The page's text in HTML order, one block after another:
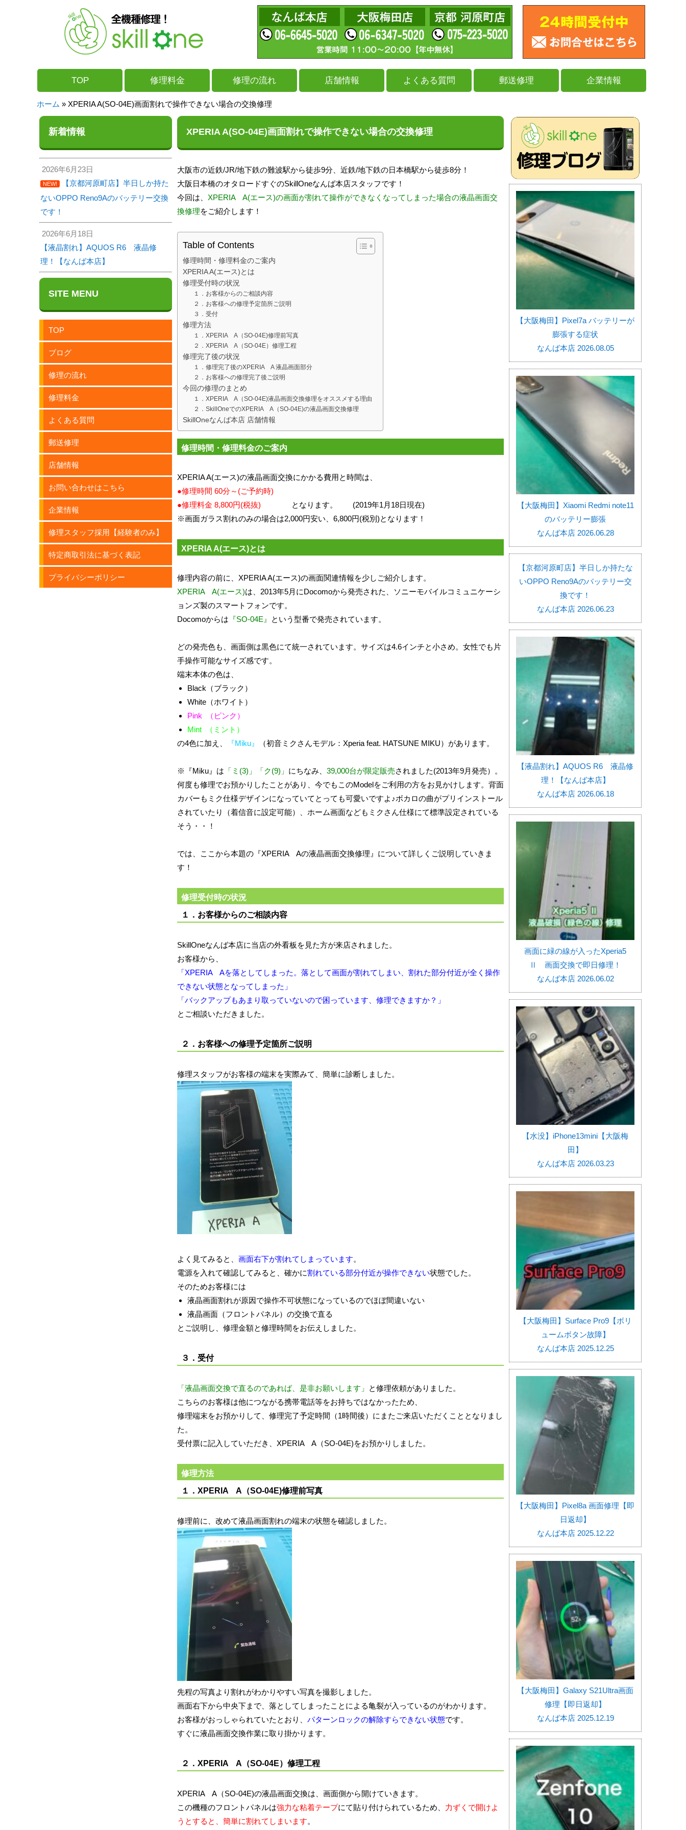
TOP 修理料金 修理の流れ 店舗情報 よくある質問 郵送修理 企業情報
ホーム » XPERIA A(SO-04E)画面割れで操作できない場合の交換修理
新着情報
2026年6月23日
NEW!
【京都河原町店】半日しか持た
ないOPPO Reno9Aのバッテリー交換
です！
2026年6月18日
【液晶割れ】AQUOS R6 液晶修
理！【なんば本店】
SITE MENU
TOP
ブログ
修理の流れ
修理料金
よくある質問
郵送修理
店舗情報
お問い合わせはこちら
企業情報
修理スタッフ採用【経験者のみ】
特定商取引法に基づく表記
プライバシーポリシー
XPERIA A(SO-04E)画面割れで操作できない場合の交換修理
大阪市の近鉄/JR/地下鉄の難波駅から徒歩9分、近鉄/地下鉄の日本橋駅から徒歩8分！
大阪日本橋のオタロードすぐのSkillOneなんば本店スタッフです！
今回は、 XPERIA A(エース)の画面が割れて操作ができなくなってしまった場合の液晶画面交
換修理をご紹介します！
Table of Contents
修理時間・修理料金のご案内
XPERIA A(エース)とは
修理受付時の状況
１．お客様からのご相談内容
２．お客様への修理予定箇所ご説明
３．受付
修理方法
１．XPERIA A（SO-04E)修理前写真
２．XPERIA A（SO-04E）修理工程
修理完了後の状況
１．修理完了後のXPERIA A 液晶画面部分
２．お客様への修理完了後ご説明
今回の修理のまとめ
１．XPERIA A（SO-04E)液晶画面交換修理をオススメする理由
２．SkillOneでのXPERIA A（SO-04E)の液晶画面交換修理
SkillOneなんば本店 店舗情報
修理時間・修理料金のご案内
XPERIA A(エース)の液晶画面交換にかかる費用と時間は、
●修理時間 60分～(ご予約時)
●修理料金 8,800円(税抜)
となります。 (2019年1月18日現在)
※画面ガラス割れのみの場合は2,000円安い、6,800円(税別)となります！
XPERIA A(エース)とは
修理内容の前に、XPERIA A(エース)の画面関連情報を少しご紹介します。
XPERIA A(エース)は、2013年5月にDocomoから発売された、ソニーモバイルコミュニケーシ
ョンズ製のスマートフォンです。
Docomoからは 『SO-04E』 という型番で発売されています。
どの発売色も、画面側は黒色にて統一されています。サイズは4.6インチと小さめ。女性でも片
手操作可能なサイズ感です。
端末本体の色は、
Black（ブラック）
White（ホワイト）
Pink （ピンク）
Mint （ミント）
の4色に加え、
『Miku』 （初音ミクさんモデル： Xperia feat. HATSUNE MIKU）があります。
※『Miku』は 「ミ(3)」「ク(9)」 にちなみ、 39,000台が限定販売されました(2013年9月発売）。
何度も修理でお預かりしたことがあり、今でもこのModelをご利用の方をお見かけします。背面
カバーもミク仕様デザインになっていてとっても可愛いですよ♪ボカロの曲がプリインストール
されていたり（着信音に設定可能）、ホーム画面などもミクさん仕様にて標準設定されている
そう・・！
では、ここから本題の『XPERIA Aの液晶画面交換修理』について詳しくご説明していきま
す！
修理受付時の状況
１．お客様からのご相談内容
SkillOneなんば本店に当店の外看板を見た方が来店されました。
お客様から、
「XPERIA Aを落としてしまった。落として画面が割れてしまい、割れた部分付近が全く操作
できない状態となってしまった」
「バックアップもあまり取っていないので困っています、修理できますか？」
とご相談いただきました。
２．お客様への修理予定箇所ご説明
修理スタッフがお客様の端末を実際みて、簡単に診断しました。
よく見てみると、 画面右下が割れてしまっています。
電源を入れて確認してみると、確かに割れている部分付近が操作できない状態でした。
そのためお客様には
液晶画面割れが原因で操作不可状態になっているのでほぼ間違いない
液晶画面（フロントパネル）の交換で直る
とご説明し、修理金額と修理時間をお伝えしました。
３．受付
「液晶画面交換で直るのであれば、是非お願いします」
と修理依頼がありました。
こちらのお客様は他につながる携帯電話等をお持ちではなかったため、
修理端末をお預かりして、修理完了予定時間（1時間後）にまたご来店いただくこととなりまし
た。
受付票に記入していただき、XPERIA A（SO-04E)をお預かりしました。
修理方法
１．XPERIA A（SO-04E)修理前写真
修理前に、改めて液晶画面割れの端末の状態を確認しました。
先程の写真より割れがわかりやすい写真を撮影しました。
画面右下から中央下まで、落としてしまったことによる亀裂が入っているのがわかります。
お客様がおっしゃられていたとおり、 パターンロックの解除すらできない状態です。
すぐに液晶画面交換作業に取り掛かります。
２．XPERIA A（SO-04E）修理工程
XPERIA A（SO-04E)の液晶画面交換は、画面側から開けていきます。
この機種のフロントパネルは強力な粘着テープにて貼り付けられているため、 力ずくで開けよ
うとすると、簡単に割れてしまいます。
【大阪梅田】Pixel7a バッテリーが
膨張する症状
なんば本店 2026.08.05
【大阪梅田】Xiaomi Redmi note11
のバッテリー膨張
なんば本店 2026.06.28
【京都河原町店】半日しか持たな
いOPPO Reno9Aのバッテリー交
換です！
なんば本店 2026.06.23
【液晶割れ】AQUOS R6 液晶修
理！【なんば本店】
なんば本店 2026.06.18
画面に緑の線が入ったXperia5
Ⅱ 画面交換で即日修理！
なんば本店 2026.06.02
【水没】iPhone13mini【大阪梅
田】
なんば本店 2026.03.23
【大阪梅田】Surface Pro9【ボリ
ュームボタン故障】
なんば本店 2025.12.25
【大阪梅田】Pixel8a 画面修理【即
日返却】
なんば本店 2025.12.22
【大阪梅田】Galaxy S21Ultra画面
修理【即日返却】
なんば本店 2025.12.19